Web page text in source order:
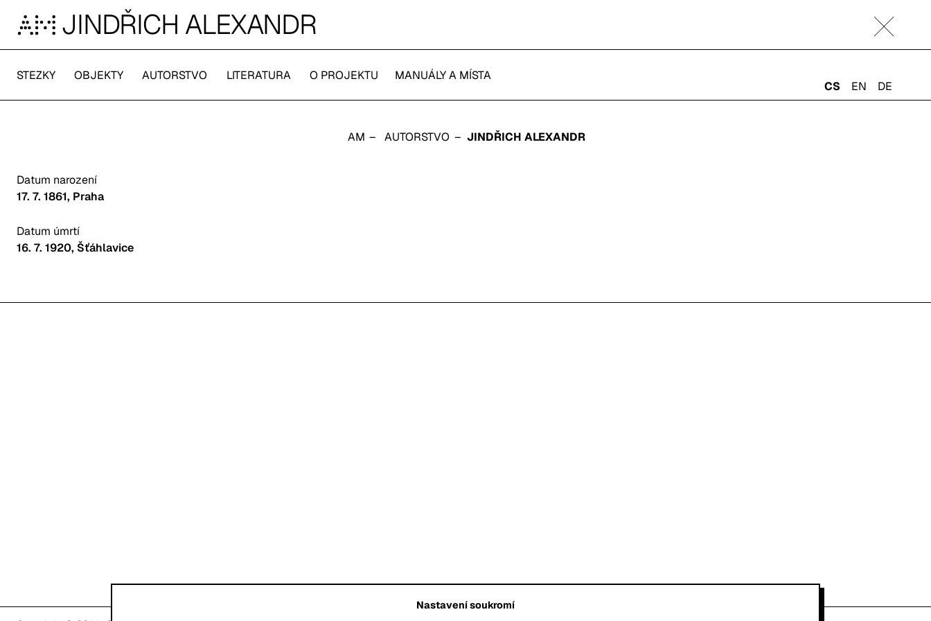
JINDŘICH ALEXANDR
STEZKY OBJEKTY AUTORSTVO LITERATURA O PROJEKTU MANUÁLY A MÍSTA
CS EN DE
AM AUTORSTVO JINDŘICH ALEXANDR
Datum narození
17. 7. 1861, Praha
Datum úmrtí
16. 7. 1920, Šťáhlavice
Nastavení soukromí